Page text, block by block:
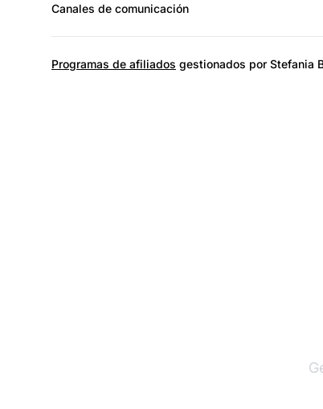
Canales de comunicación
Programas de afiliados gestionados por Stefania